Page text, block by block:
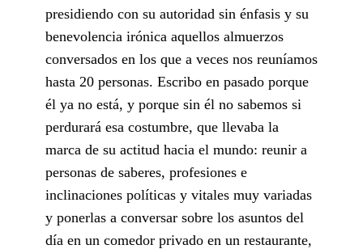
presidiendo con su autoridad sin énfasis y su
benevolencia irónica aquellos almuerzos
conversados en los que a veces nos reuníamos
hasta 20 personas. Escribo en pasado porque
él ya no está, y porque sin él no sabemos si
perdurará esa costumbre, que llevaba la
marca de su actitud hacia el mundo: reunir a
personas de saberes, profesiones e
inclinaciones políticas y vitales muy variadas
y ponerlas a conversar sobre los asuntos del
día en un comedor privado en un restaurante,